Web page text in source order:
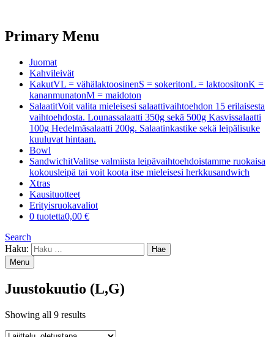
Primary Menu
Juomat
Kahvileivät
KakutVL = vähälaktoosinenS = sokeritonL = laktoositonK =
kananmunatonM = maidoton
SalaatitVoit valita mieleisesi salaattivaihtoehdon 15 erilaisesta
vaihtoehdosta. Lounassalaatti 350g sekä 500g Kasvissalaatti
100g Hedelmäsalaatti 200g. Salaatinkastike sekä leipälisuke
kuuluvat hintaan.
Bowl
SandwichitValitse valmiista leipävaihtoehdoistamme ruokaisa
kokousleipä tai voit koota itse mieleisesi herkkusandwich
Xtras
Kausituotteet
Erityisruokavaliot
0 tuotetta0,00 €
Search
Haku:
Menu
Juustokuutio (L,G)
Showing all 9 results